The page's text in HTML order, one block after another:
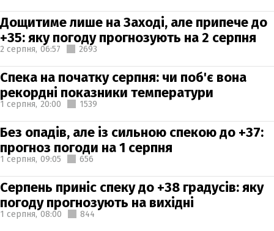
Дощитиме лише на Заході, але припече до
+35: яку погоду прогнозують на 2 серпня
2 серпня, 06:57 2693
Спека на початку серпня: чи поб'є вона
рекордні показники температури
1 серпня, 20:00 1539
Без опадів, але із сильною спекою до +37:
прогноз погоди на 1 серпня
1 серпня, 09:05 656
Серпень приніс спеку до +38 градусів: яку
погоду прогнозують на вихідні
1 серпня, 08:00 844